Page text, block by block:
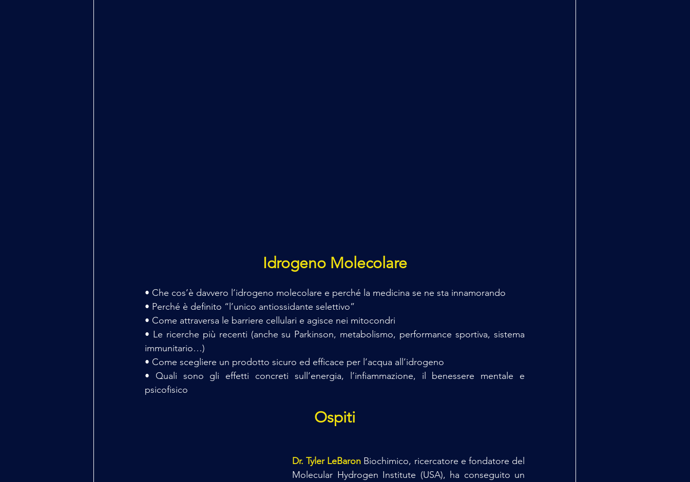
Idrogeno Molecolare
• Che cos’è davvero l’idrogeno molecolare e perché la medicina se ne sta innamorando
• Perché è definito “l’unico antiossidante selettivo”
• Come attraversa le barriere cellulari e agisce nei mitocondri
• Le ricerche più recenti (anche su Parkinson, metabolismo, performance sportiva, sistema
immunitario…)
• Come scegliere un prodotto sicuro ed efficace per l’acqua all’idrogeno
• Quali sono gli effetti concreti sull’energia, l’infiammazione, il benessere mentale e
psicofisico
Ospiti
Dr. Tyler LeBaron Biochimico, ricercatore e fondatore del
Molecular Hydrogen Institute (USA), ha conseguito un